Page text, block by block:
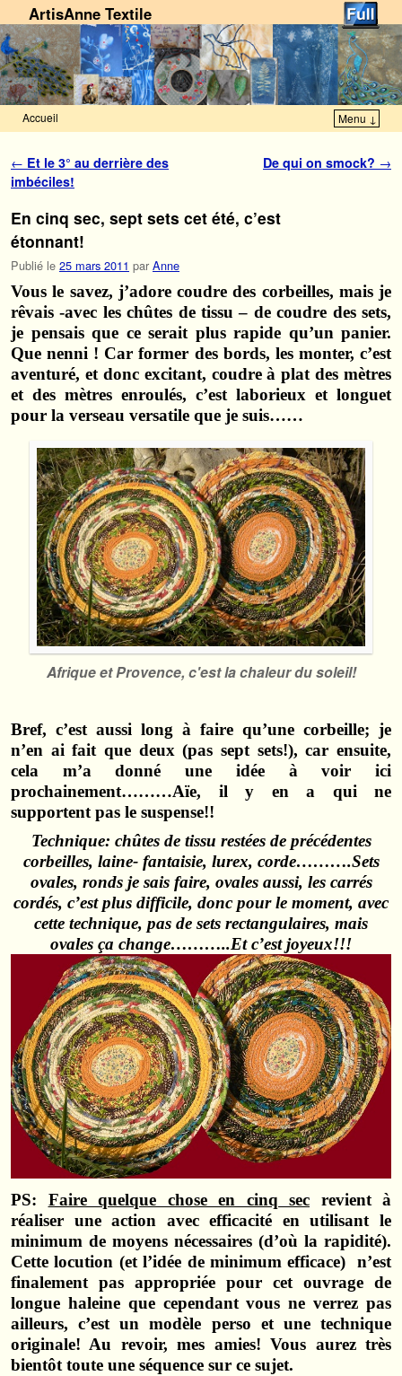
ArtisAnne Textile
Accueil Menu ↓
Navigation des articles
← Et le 3° au derrière des
imbéciles!
De qui on smock? →
En cinq sec, sept sets cet été, c’est
étonnant!
Publié le 25 mars 2011 par Anne
Vous le savez, j’adore coudre des corbeilles, mais je
rêvais -avec les chûtes de tissu – de coudre des sets,
je pensais que ce serait plus rapide qu’un panier.
Que nenni ! Car former des bords, les monter, c’est
aventuré, et donc excitant, coudre à plat des mètres
et des mètres enroulés, c’est laborieux et longuet
pour la verseau versatile que je suis……
Afrique et Provence, c'est la chaleur du soleil!
Bref, c’est aussi long à faire qu’une corbeille; je
n’en ai fait que deux (pas sept sets!), car ensuite,
cela m’a donné une idée à voir ici
prochainement………Aïe, il y en a qui ne
supportent pas le suspense!!
Technique: chûtes de tissu restées de précédentes
corbeilles, laine- fantaisie, lurex, corde……….Sets
ovales, ronds je sais faire, ovales aussi, les carrés
cordés, c’est plus difficile, donc pour le moment, avec
cette technique, pas de sets rectangulaires, mais
ovales ça change………..Et c’est joyeux!!!
PS: Faire quelque chose en cinq sec revient à
réaliser une action avec efficacité en utilisant le
minimum de moyens nécessaires (d’où la rapidité).
Cette locution (et l’idée de minimum efficace) n’est
finalement pas appropriée pour cet ouvrage de
longue haleine que cependant vous ne verrez pas
ailleurs, c’est un modèle perso et une technique
originale! Au revoir, mes amies! Vous aurez très
bientôt toute une séquence sur ce sujet.